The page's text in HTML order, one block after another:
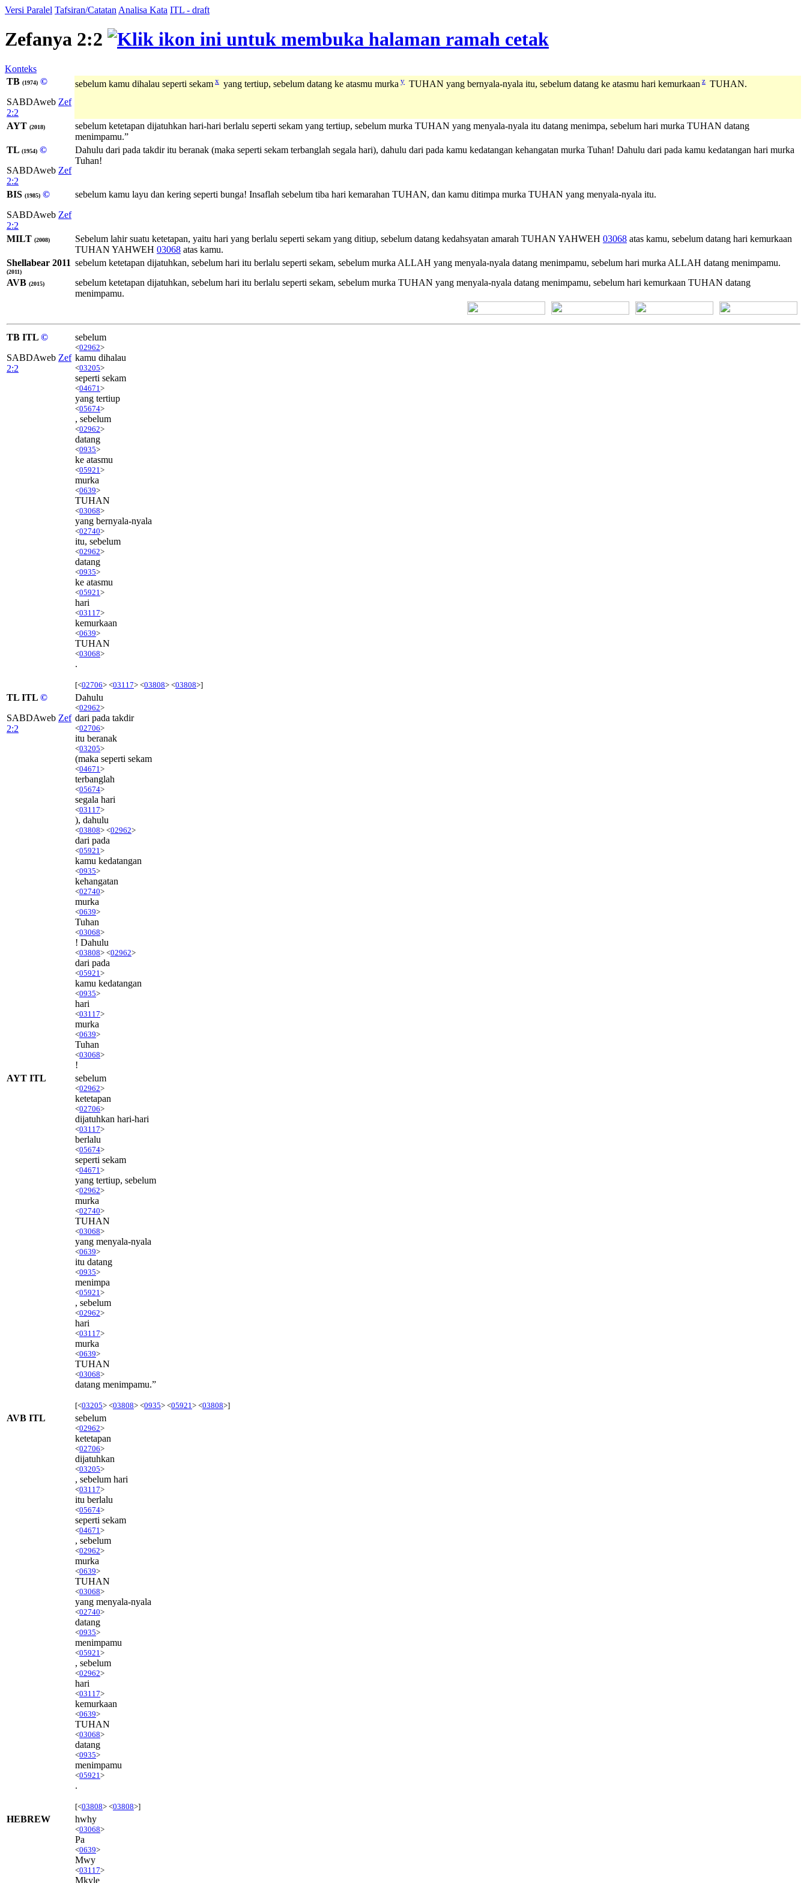
Versi Paralel Tafsiran/Catatan Analisa Kata ITL - draft
Zefanya 2:2
Konteks
TB (1974) ©
SABDAweb Zef
2:2
sebelum kamu dihalau seperti sekam x yang tertiup, sebelum datang ke atasmu murka y TUHAN yang bernyala-nyala itu, sebelum datang ke atasmu hari kemurkaan z TUHAN.
AYT (2018)
sebelum ketetapan dijatuhkan hari-hari berlalu seperti sekam yang tertiup, sebelum murka TUHAN yang menyala-nyala itu datang menimpa, sebelum hari murka TUHAN datang
menimpamu.”
TL (1954) ©
SABDAweb Zef
2:2
Dahulu dari pada takdir itu beranak (maka seperti sekam terbanglah segala hari), dahulu dari pada kamu kedatangan kehangatan murka Tuhan! Dahulu dari pada kamu kedatangan hari murka
Tuhan!
BIS (1985) ©
SABDAweb Zef
2:2
sebelum kamu layu dan kering seperti bunga! Insaflah sebelum tiba hari kemarahan TUHAN, dan kamu ditimpa murka TUHAN yang menyala-nyala itu.
MILT (2008) Sebelum lahir suatu ketetapan, yaitu hari yang berlalu seperti sekam yang ditiup, sebelum datang kedahsyatan amarah TUHAN YAHWEH 03068 atas kamu, sebelum datang hari kemurkaan
TUHAN YAHWEH 03068 atas kamu.
Shellabear 2011
(2011)
sebelum ketetapan dijatuhkan, sebelum hari itu berlalu seperti sekam, sebelum murka ALLAH yang menyala-nyala datang menimpamu, sebelum hari murka ALLAH datang menimpamu.
AVB (2015)
sebelum ketetapan dijatuhkan, sebelum hari itu berlalu seperti sekam, sebelum murka TUHAN yang menyala-nyala datang menimpamu, sebelum hari kemurkaan TUHAN datang
menimpamu.
TB ITL ©
SABDAweb Zef
2:2
sebelum
<02962>
kamu dihalau
<03205>
seperti sekam
<04671 >
yang tertiup
<05674>
, sebelum
<02962>
datang
<0935>
ke atasmu
<05921 >
murka
<0639>
TUHAN
<03068>
yang bernyala-nyala
<02740>
itu, sebelum
<02962>
datang
<0935>
ke atasmu
<05921 >
hari
<03117>
kemurkaan
<0639>
TUHAN
<03068>
.
[<02706> <03117> <03808> <03808>]
TL ITL ©
SABDAweb Zef
2:2
Dahulu
<02962>
dari pada takdir
<02706>
itu beranak
<03205>
(maka seperti sekam
<04671 >
terbanglah
<05674>
segala hari
<03117>
), dahulu
<03808> <02962>
dari pada
<05921 >
kamu kedatangan
<0935>
kehangatan
<02740>
murka
<0639>
Tuhan
<03068>
! Dahulu
<03808> <02962>
dari pada
<05921 >
kamu kedatangan
<0935>
hari
<03117>
murka
<0639>
Tuhan
<03068>
!
AYT ITL
sebelum
<02962>
ketetapan
<02706>
dijatuhkan hari-hari
<03117>
berlalu
<05674>
seperti sekam
<04671 >
yang tertiup, sebelum
<02962>
murka
<02740>
TUHAN
<03068>
yang menyala-nyala
<0639>
itu datang
<0935>
menimpa
<05921 >
, sebelum
<02962>
hari
<03117>
murka
<0639>
TUHAN
<03068>
datang menimpamu.”
[<03205> <03808> <0935> <05921 > <03808>]
AVB ITL sebelum
<02962>
ketetapan
<02706>
dijatuhkan
<03205>
, sebelum hari
<03117>
itu berlalu
<05674>
seperti sekam
<04671 >
, sebelum
<02962>
murka
<0639>
TUHAN
<03068>
yang menyala-nyala
<02740>
datang
<0935>
menimpamu
<05921 >
, sebelum
<02962>
hari
<03117>
kemurkaan
<0639>
TUHAN
<03068>
datang
<0935>
menimpamu
<05921 >
.
[<03808> <03808>]
HEBREW hwhy
<03068>
Pa
<0639>
Mwy
<03117>
Mkyle